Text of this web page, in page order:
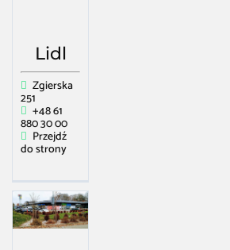
Lidl
Zgierska
251
+48 61
880 30 00
Przejdź
do strony